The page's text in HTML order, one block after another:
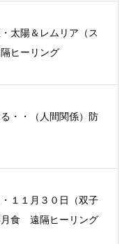
太陽＆レムリア（ス
ヒーリング
・・（人間関係）防
１１月３０日（双子
月食 遠隔ヒーリング